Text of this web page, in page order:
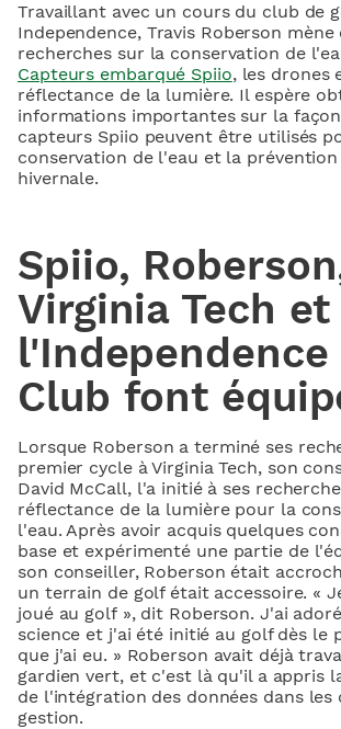
Travaillant avec un cours du club de
Independence, Travis Roberson
recherches sur la conservation de
Capteurs embarqué Spiio, les drones
réflectance de la lumière. Il espère
informations importantes sur la
capteurs Spiio peuvent être utilisés
conservation de l'eau et la
hivernale.
Spiio,
Virginia Tech et
l'Independence
Club font
Lorsque Roberson a terminé ses
premier cycle à Virginia Tech, son
David McCall, l'a initié à ses
réflectance de la lumière pour la
l'eau. Après avoir acquis quelques
base et expérimenté une partie de
son conseiller, Roberson était
un terrain de golf était accessoire. «
joué au golf », dit Roberson. J'ai
science et j'ai été initié au golf dès le
que j'ai eu. » Roberson avait déjà
gardien vert, et c'est là qu'il a appris
de l'intégration des données dans les
gestion.